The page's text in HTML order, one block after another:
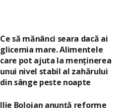
Ce să mănânci seara dacă ai
glicemia mare. Alimentele
care pot ajuta la menținerea
unui nivel stabil al zahărului
din sânge peste noapte
Ilie Bolojan anunță reforme